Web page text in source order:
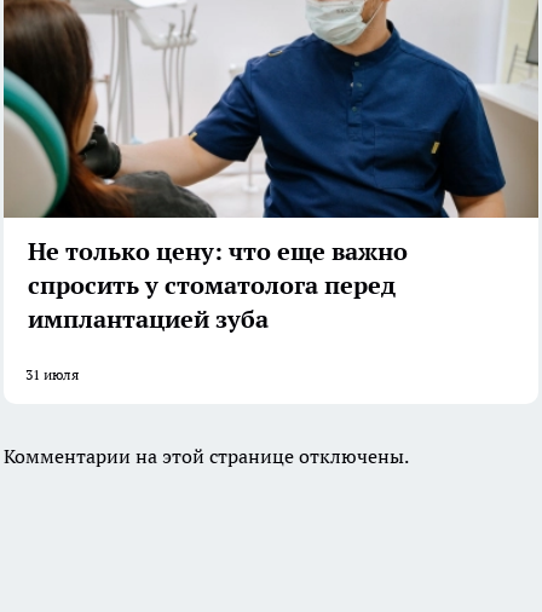
Не только цену: что еще важно
спросить у стоматолога перед
имплантацией зуба
31 июля
Комментарии на этой странице отключены.